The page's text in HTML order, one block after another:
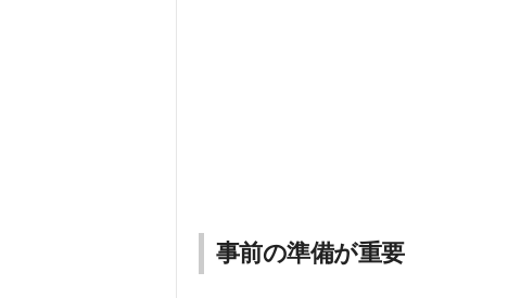
事前の準備が重要